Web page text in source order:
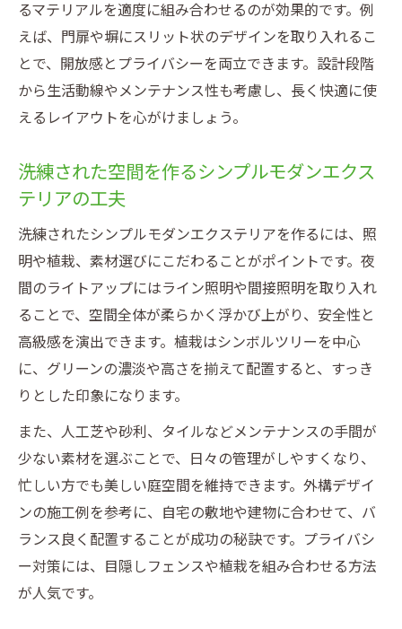
るマテリアルを適度に組み合わせるのが効果的です。例
えば、門扉や塀にスリット状のデザインを取り入れるこ
とで、開放感とプライバシーを両立できます。設計段階
から生活動線やメンテナンス性も考慮し、長く快適に使
えるレイアウトを心がけましょう。
洗練された空間を作るシンプルモダンエクス
テリアの工夫
洗練されたシンプルモダンエクステリアを作るには、照
明や植栽、素材選びにこだわることがポイントです。夜
間のライトアップにはライン照明や間接照明を取り入れ
ることで、空間全体が柔らかく浮かび上がり、安全性と
高級感を演出できます。植栽はシンボルツリーを中心
に、グリーンの濃淡や高さを揃えて配置すると、すっき
りとした印象になります。
また、人工芝や砂利、タイルなどメンテナンスの手間が
少ない素材を選ぶことで、日々の管理がしやすくなり、
忙しい方でも美しい庭空間を維持できます。外構デザイ
ンの施工例を参考に、自宅の敷地や建物に合わせて、バ
ランス良く配置することが成功の秘訣です。プライバシ
ー対策には、目隠しフェンスや植栽を組み合わせる方法
が人気です。